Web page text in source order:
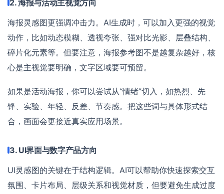
2. 海报与活动主视觉方向
海报灵感图更强调冲击力。AI生成时，可以加入更强的视觉
动作，比如动态模糊、透视夸张、强对比光影、层叠结构、
碎片化元素等。但要注意，海报参考图不是越复杂越好，核
心是主视觉要明确，文字区域要可预留。
如果是活动海报，你可以尝试从“情绪”切入，如热烈、先
锋、实验、年轻、反差、节奏感。把这些词与具体形式结
合，画面会更接近真实应用场景。
3. UI界面与数字产品方向
UI灵感图的关键在于结构逻辑。AI可以帮助你快速探索交互
氛围、卡片布局、层级关系和视觉材质，但要避免生成过度